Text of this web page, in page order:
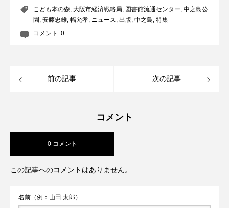
こども本の森 大阪市経済戦略局 図書館流通センター 中之島公
園 安藤忠雄 幅允孝 ニュース 出版 中之島 特集
コメント: 0
前の記事 次の記事
コメント
0 コメント
この記事へのコメントはありません。
名前（例：山田 太郎）